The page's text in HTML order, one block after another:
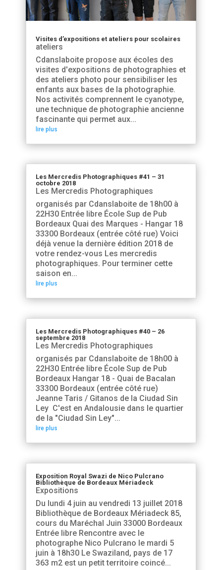
Visites d’expositions et ateliers pour scolaires
ateliers
Cdanslaboite propose aux écoles des
visites d'expositions de photographies et
des ateliers photo pour sensibiliser les
enfants aux bases de la photographie.
Nos activités comprennent le cyanotype,
une technique de photographie ancienne
fascinante qui permet aux...
lire plus
Les Mercredis Photographiques #41 – 31
octobre 2018
Les Mercredis Photographiques
organisés par Cdanslaboite de 18h00 à
22H30 Entrée libre École Sup de Pub
Bordeaux Quai des Marques - Hangar 18
33300 Bordeaux (entrée côté rue) Voici
déjà venue la dernière édition 2018 de
votre rendez-vous Les mercredis
photographiques. Pour terminer cette
saison en...
lire plus
Les Mercredis Photographiques #40 – 26
septembre 2018
Les Mercredis Photographiques
organisés par Cdanslaboite de 18h00 à
22H30 Entrée libre École Sup de Pub
Bordeaux Hangar 18 - Quai de Bacalan
33300 Bordeaux (entrée côté rue)
Jeanne Taris / Gitanos de la Ciudad Sin
Ley C'est en Andalousie dans le quartier
de la "Ciudad Sin Ley"...
lire plus
Exposition Royal Swazi de Nico Pulcrano
Bibliothèque de Bordeaux Mériadeck
Expositions
Du lundi 4 juin au vendredi 13 juillet 2018
Bibliothèque de Bordeaux Mériadeck 85,
cours du Maréchal Juin 33000 Bordeaux
Entrée libre Rencontre avec le
photographe Nico Pulcrano le mardi 5
juin à 18h30 Le Swaziland, pays de 17
363 m2 est un petit territoire coincé...